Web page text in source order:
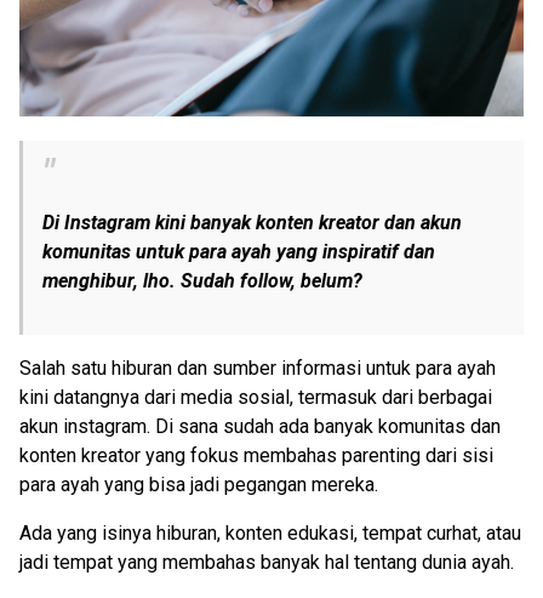
Di Instagram kini banyak konten kreator dan akun
komunitas untuk para ayah yang inspiratif dan
menghibur, lho. Sudah follow, belum?
Salah satu hiburan dan sumber informasi untuk para ayah
kini datangnya dari media sosial, termasuk dari berbagai
akun instagram. Di sana sudah ada banyak komunitas dan
konten kreator yang fokus membahas parenting dari sisi
para ayah yang bisa jadi pegangan mereka.
Ada yang isinya hiburan, konten edukasi, tempat curhat, atau
jadi tempat yang membahas banyak hal tentang dunia ayah.